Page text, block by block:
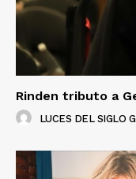
Rinden tributo a
LUCES DEL SIGLO